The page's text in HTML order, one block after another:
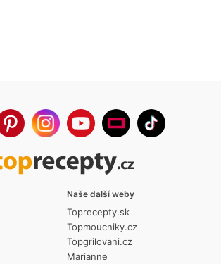
Naše další weby
Toprecepty.sk
Topmoucniky.cz
Topgrilovani.cz
Marianne